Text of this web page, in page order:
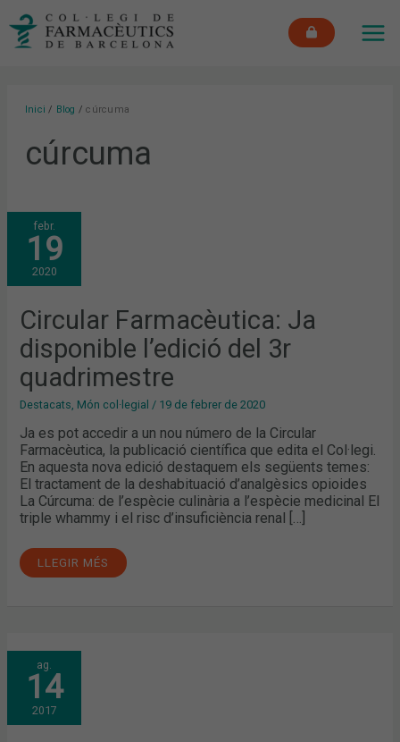
Inici Blog cúrcuma
cúrcuma
febr.
19
2020
Circular Farmacèutica: Ja
disponible l’edició del 3r
quadrimestre
Destacats Món col·legial / 19 de febrer de 2020
Ja es pot accedir a un nou número de la Circular
Farmacèutica, la publicació científica que edita el Col·legi.
En aquesta nova edició destaquem els següents temes:
El tractament de la deshabituació d’analgèsics opioides
La Cúrcuma: de l’espècie culinària a l’espècie medicinal El
triple whammy i el risc d’insuficiència renal […]
CIRCULAR
FARMACÈUTICA:
JA
DISPONIBLE
L’EDICIÓ
DEL
3R
LLEGIR MÉS
ag.
14
2017
FORMACIONS
EN
FITOTERÀPIA
PLANTES
MEDICINALS